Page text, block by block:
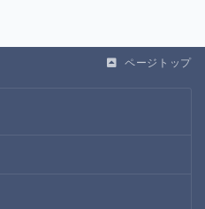
ページトップ